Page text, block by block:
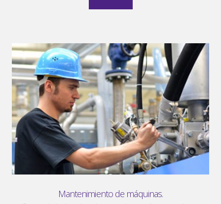
Mantenimiento de máquinas.